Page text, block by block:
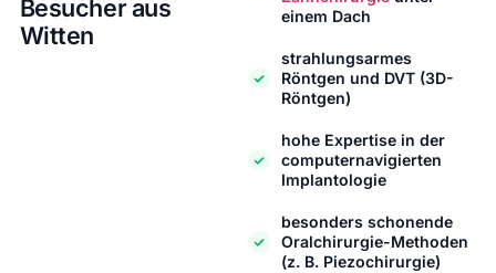
Besucher aus
Witten
einem Dach
strahlungsarmes
Röntgen und DVT (3D-
Röntgen)
hohe Expertise in der
computernavigierten
Implantologie
besonders schonende
Oralchirurgie-Methoden
(z. B. Piezochirurgie)